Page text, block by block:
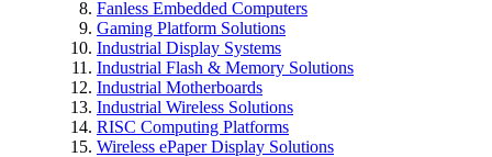
Fanless Embedded Computers
Gaming Platform Solutions
Industrial Display Systems
Industrial Flash & Memory Solutions
Industrial Motherboards
Industrial Wireless Solutions
RISC Computing Platforms
Wireless ePaper Display Solutions